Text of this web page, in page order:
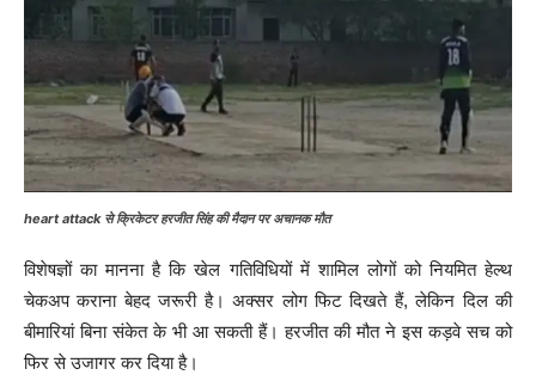
heart attack से क्रिकेटर हरजीत सिंह की मैदान पर अचानक मौत
विशेषज्ञों का मानना है कि खेल गतिविधियों में शामिल लोगों को नियमित हेल्थ
चेकअप कराना बेहद जरूरी है। अक्सर लोग फिट दिखते हैं, लेकिन दिल की
बीमारियां बिना संकेत के भी आ सकती हैं। हरजीत की मौत ने इस कड़वे सच को
फिर से उजागर कर दिया है।